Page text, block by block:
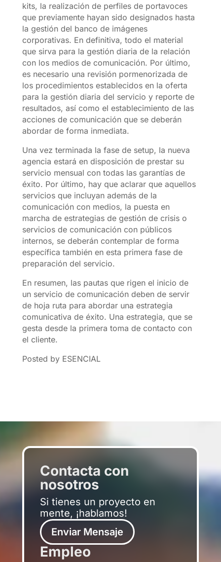
kits, la realización de perfiles de portavoces
que previamente hayan sido designados hasta
la gestión del banco de imágenes
corporativas. En definitiva, todo el material
que sirva para la gestión diaria de la relación
con los medios de comunicación. Por último,
es necesario una revisión pormenorizada de
los procedimientos establecidos en la oferta
para la gestión diaria del servicio y reporte de
resultados, así como el establecimiento de las
acciones de comunicación que se deberán
abordar de forma inmediata.
Una vez terminada la fase de setup, la nueva
agencia estará en disposición de prestar su
servicio mensual con todas las garantías de
éxito. Por último, hay que aclarar que aquellos
servicios que incluyan además de la
comunicación con medios, la puesta en
marcha de estrategias de gestión de crisis o
servicios de comunicación con públicos
internos, se deberán contemplar de forma
específica también en esta primera fase de
preparación del servicio.
En resumen, las pautas que rigen el inicio de
un servicio de comunicación deben de servir
de hoja ruta para abordar una estrategia
comunicativa de éxito. Una estrategia, que se
gesta desde la primera toma de contacto con
el cliente.
Posted by ESENCIAL
Contacta con
nosotros
Si tienes un proyecto en
mente, ¡hablamos!
Enviar Mensaje
Empleo